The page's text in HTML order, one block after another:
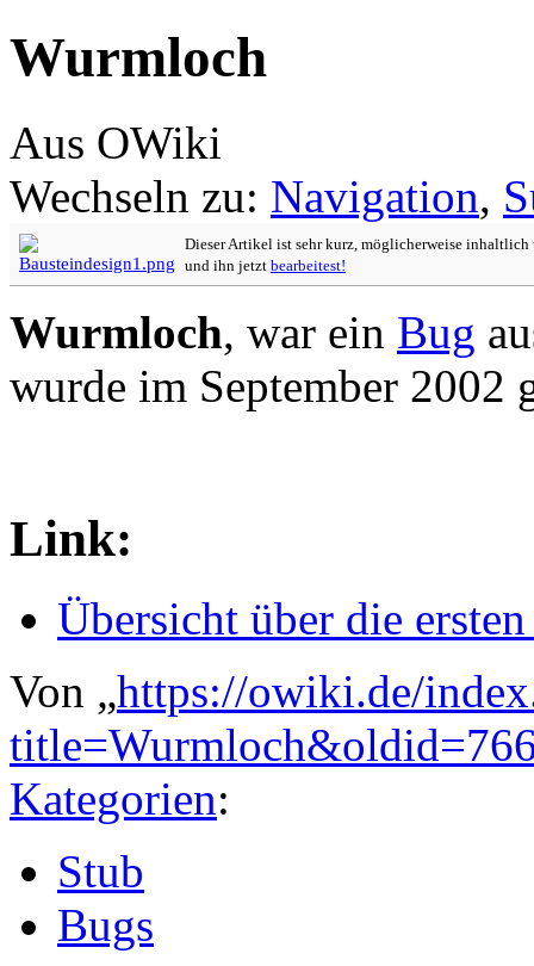
Wurmloch
Aus OWiki
Wechseln zu: Navigation,
Dieser Artikel ist sehr kurz, möglicherweise
und ihn jetzt bearbeitest!
Wurmloch, war ein Bug
wurde im September 2002
Link:
Übersicht über die
Von „https://owiki.de/
Kategorien:
Stub
Bugs